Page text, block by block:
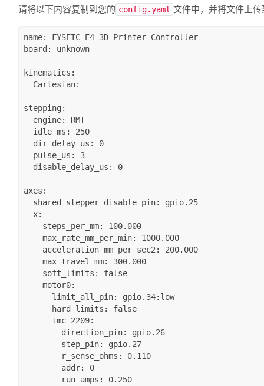
请将以下内容复制到您的 config.yaml 文件中，并将文件上
name: FYSETC E4 3D Printer Controller
board : unknown
kinematics :
Cartesian:
stepping :
engine: RMT
idle_ms : 250
dir_delay_us : 0
pulse_us : 3
disable_delay_us : 0
axes :
shared_stepper_disable_pin: gpio.25
x:
steps_per_mm: 100.000
max_rate_mm_per_min: 1000.000
acceleration_mm_per_sec2 : 200.000
max_travel_mm: 300.000
soft_limits : false
motor0:
limit_all_pin: gpio.34:low
hard_limits : false
tmc_2209:
direction_pin: gpio.26
step_pin: gpio.27
r_sense_ohms : 0.110
addr: 0
run_amps : 0.250